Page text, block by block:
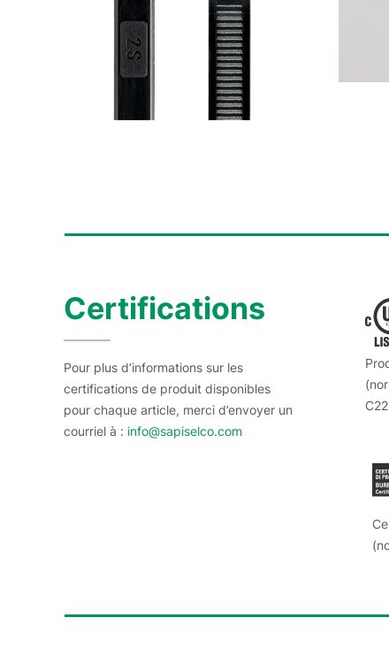
Certifications
Pour plus d’informations sur les
certifications de produit disponibles
pour chaque article, merci d’envoyer un
courriel à : info@sapiselco.com